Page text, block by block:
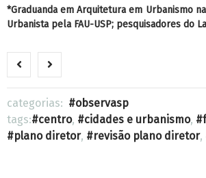
*Graduanda em Arquitetura em Urbanismo
Urbanista pela FAU-USP; pesquisadores do
categorias:
observasp
tags:
centro, cidades e urbanismo,
plano diretor, revisão plano diretor,